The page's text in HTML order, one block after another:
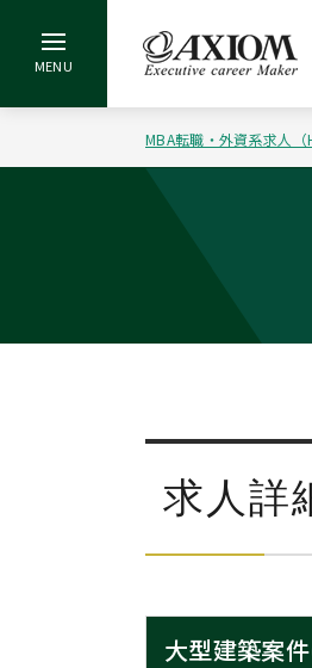
MBA転職・外資系求人（
求人詳
大型建築案